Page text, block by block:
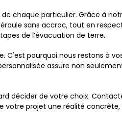
chaque particulier. Grâce à
sans accroc, tout en
de l’évacuation de terre.
pourquoi nous restons à
assure non
décider de votre choix.
votre projet une réalité